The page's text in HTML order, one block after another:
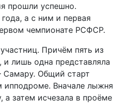
прошли успешно.
а с ним и первая
чемпионате РСФСР.
Причём пять из
лишь одна представляла
Общий старт
ипподроме. Вначале лыжня
а затем исчезала в проёме